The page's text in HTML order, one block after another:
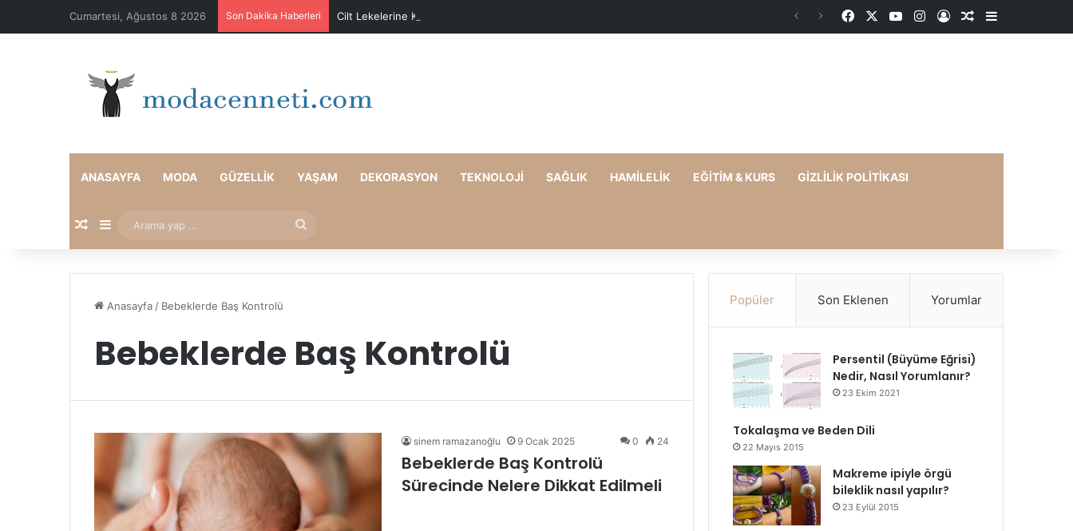
Cumartesi, Ağustos 8 2026 Son Dakika Haberleri Cilt Lekelerine Karşı Evde Maske Önerileri FacebookYouTubeInstagram
Kayıt OlRastgele Makale
Kenar
ANASAYFA MODA GÜZELLIK YAŞAM DEKORASYON TEKNOLOJI SAĞLIK HAMILELIK EĞITIM & KURS GIZLILIK POLITIKASI
Rastgele Makale
Kenar Bölmesi
yap
Anasayfa / Bebeklerde Baş Kontrolü
Bebeklerde Baş Kontrolü
sinem ramazanoğlu 9 Ocak 2025 0 24
Bebeklerde Baş Kontrolü
Sürecinde Nelere Dikkat Edilmeli
Popüler Son Eklenen Yorumlar
Persentil (Büyüme Eğrisi)
Nedir, Nasıl Yorumlanır?
23 Ekim 2021
Tokalaşma ve Beden Dili
22 Mayıs 2015
Makreme ipiyle örgü
bileklik nasıl yapılır?
23 Eylül 2015